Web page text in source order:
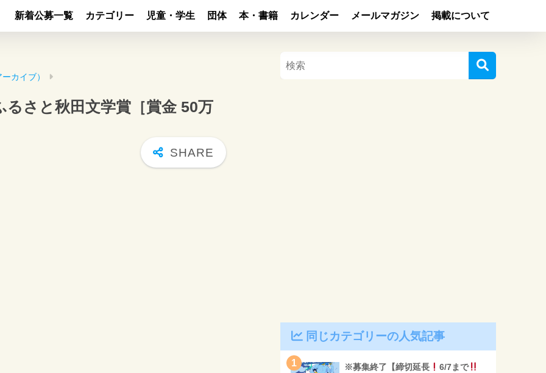
新着公募一覧 カテゴリー 児童・学生 団体 本・書籍 カレンダー メールマガジン 掲載について
カイブ）
さと秋田文学賞［賞金 50万
同じカテゴリーの人気記事
1 ※募集終了【締切延長
6/7まで